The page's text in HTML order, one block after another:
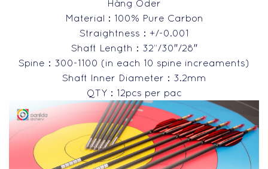
Hàng Oder
Material：100% Pure Carbon
Straightness：+/-0.001
Shaft Length：32”/30″/28″
Spine：300-1100 (in each 10 spine increaments)
Shaft Inner Diameter：3.2mm
QTY：12pcs per pac